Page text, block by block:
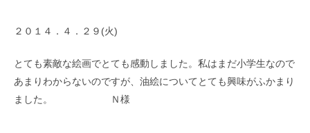
２０１４．４．２９(火)
とても素敵な絵画でとても感動しました。私はまだ小学生なので
あまりわからないのですが、油絵についてとても興味がふかまり
ました。 Ｎ様